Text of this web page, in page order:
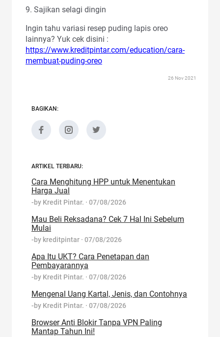
9. Sajikan selagi dingin
Ingin tahu variasi resep puding lapis oreo
lainnya? Yuk cek disini :
https://www.kreditpintar.com/education/cara-
membuat-puding-oreo
26 Nov 2021
BAGIKAN:
ARTIKEL TERBARU:
Cara Menghitung HPP untuk Menentukan
Harga Jual
-by Kredit Pintar. · 07/08/2026
Mau Beli Reksadana? Cek 7 Hal Ini Sebelum
Mulai
-by kreditpintar · 07/08/2026
Apa Itu UKT? Cara Penetapan dan
Pembayarannya
-by Kredit Pintar. · 07/08/2026
Mengenal Uang Kartal, Jenis, dan Contohnya
-by Kredit Pintar. · 07/08/2026
Browser Anti Blokir Tanpa VPN Paling
Mantap Tahun Ini!